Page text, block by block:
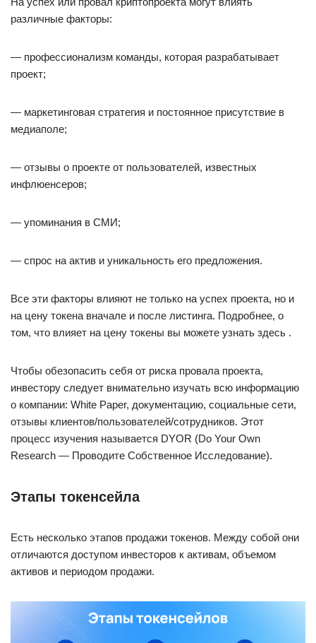
различные факторы:
— профессионализм команды, которая разрабатывает
проект;
— маркетинговая стратегия и постоянное присутствие в
медиаполе;
— отзывы о проекте от пользователей, известных
инфлюенсеров;
— упоминания в СМИ;
— спрос на актив и уникальность его предложения.
Все эти факторы влияют не только на успех проекта, но и
на цену токена вначале и после листинга. Подробнее, о
том, что влияет на цену токены вы можете узнать здесь .
Чтобы обезопасить себя от риска провала проекта,
инвестору следует внимательно изучать всю информацию
о компании: White Paper, документацию, социальные сети,
отзывы клиентов/пользователей/сотрудников. Этот
процесс изучения называется DYOR (Do Your Own
Research — Проводите Собственное Исследование).
Этапы токенсейла
Есть несколько этапов продажи токенов. Между собой они
отличаются доступом инвесторов к активам, объемом
активов и периодом продажи.